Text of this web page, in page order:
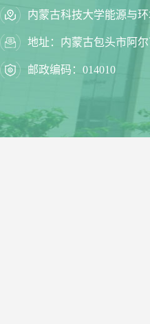
内蒙古科技大学能源与
地址：内蒙古包头市阿
邮政编码：014010